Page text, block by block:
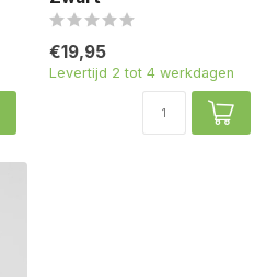
€19,95
Levertijd 2 tot 4 werkdagen